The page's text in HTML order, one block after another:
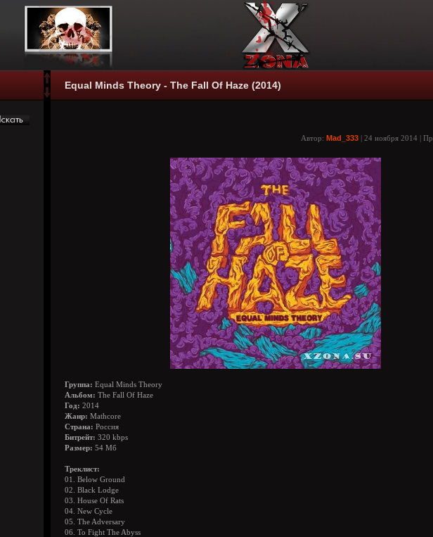
Equal Minds Theory - The Fall Of Haze (2014)
Автор: Mad_333 | 24 ноября 2014 |
Группа: Equal Minds Theory
Альбом: The Fall Of Haze
Год: 2014
Жанр: Mathcore
Страна: Россия
Битрейт: 320 kbps
Размер: 54 Мб
Треклист:
01. Below Ground
02. Black Lodge
03. House Of Rats
04. New Cycle
05. The Adversary
06. To Fight The Abyss